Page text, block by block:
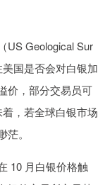
Geological Sur
国是否会对白银加
价，部分交易员可
，若全球白银市场
。
10 月白银价格触